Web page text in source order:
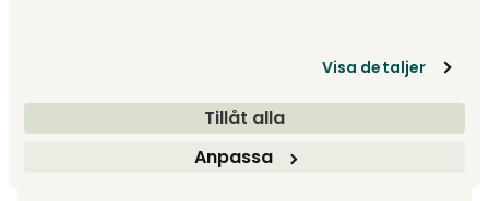
Visa detaljer
Tillåt alla
Anpassa